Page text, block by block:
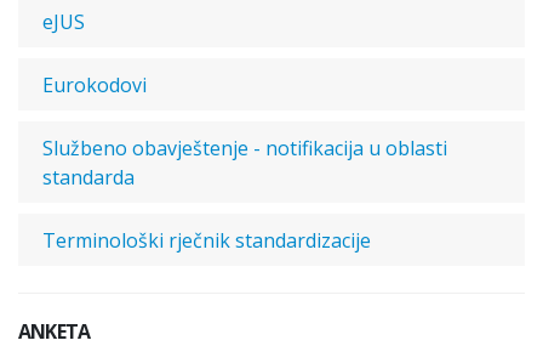
eJUS
Eurokodovi
Službeno obavještenje - notifikacija u oblasti
standarda
Terminološki rječnik standardizacije
ANKETA